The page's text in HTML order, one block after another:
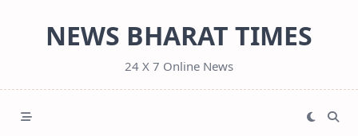
NEWS BHARAT TIMES
24 X 7 Online News